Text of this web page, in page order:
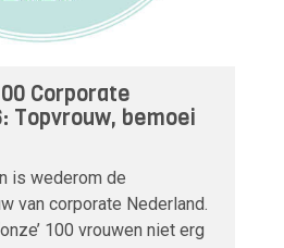
Corporate
Topvrouw, bemoei
is wederom de
van corporate Nederland.
100 vrouwen niet erg